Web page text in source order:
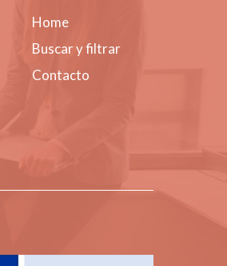
Home
Buscar y filtrar
Contacto